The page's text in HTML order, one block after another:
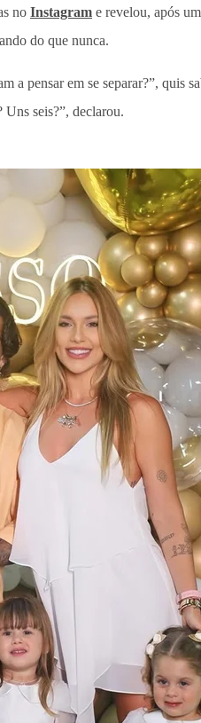
no Instagram e revelou, após
do que nunca.
a pensar em se separar?”, quis
seis?”, declarou.